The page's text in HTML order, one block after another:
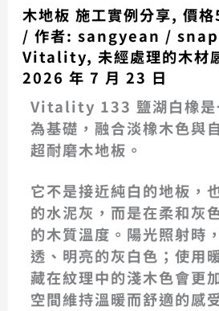
木地板 施工實例分享,價
/ 作者:sangyean /
Vitality,未經處理的木材
2026 年 7 月 23 日
Vitality 133 鹽湖白橡是
為基礎，融合淡橡木色與
超耐磨木地板。
它不是接近純白的地板，
的水泥灰，而是在柔和灰
的木質溫度。陽光照射時
透、明亮的灰白色；使用
藏在紋理中的淺木色會更
空間維持溫暖而舒適的感